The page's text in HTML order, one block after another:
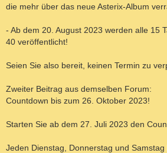
die mehr über das neue Asterix-Album
- Ab dem 20. August 2023 werden alle 15
40 veröffentlicht!
Seien Sie also bereit, keinen Termin zu
Zweiter Beitrag aus demselben Forum:
Countdown bis zum 26. Oktober 2023!
Starten Sie ab dem 27. Juli 2023 den
Jeden Dienstag, Donnerstag und